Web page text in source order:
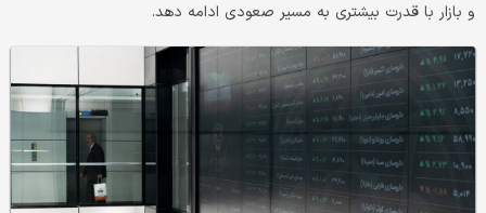
و بازار با قدرت بیشتری به مسیر صعودی ادامه دهد.